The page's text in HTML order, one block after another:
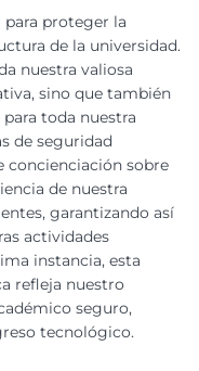
para proteger la
de la universidad.
nuestra valiosa
sino que también
toda nuestra
de seguridad
concienciación sobre
de nuestra
garantizando así
actividades
instancia, esta
refleja nuestro
seguro,
tecnológico.